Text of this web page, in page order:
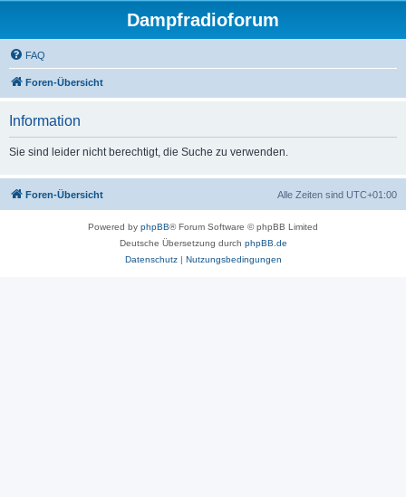
Dampfradioforum
FAQ
Foren-Übersicht
Information
Sie sind leider nicht berechtigt, die Suche zu verwenden.
Foren-Übersicht Alle Zeiten sind UTC+01:00
Powered by phpBB® Forum Software © phpBB Limited
Deutsche Übersetzung durch phpBB.de
Datenschutz| Nutzungsbedingungen